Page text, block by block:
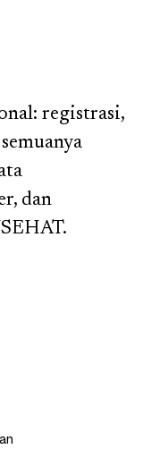
registrasi,
dan